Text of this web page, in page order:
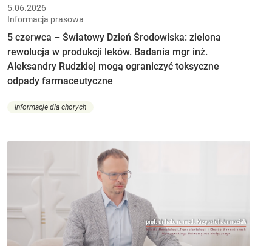
5.06.2026
Informacja prasowa
5 czerwca – Światowy Dzień Środowiska: zielona
rewolucja w produkcji leków. Badania mgr inż.
Aleksandry Rudzkiej mogą ograniczyć toksyczne
odpady farmaceutyczne
Informacje dla chorych